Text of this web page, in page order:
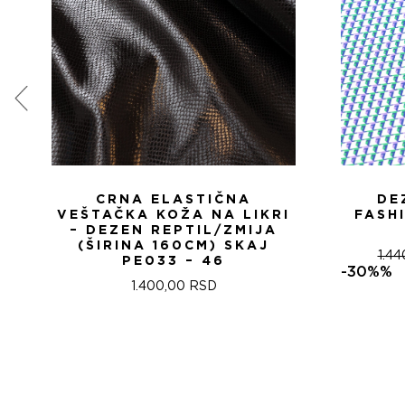
CRNA ELASTIČNA
VEŠTAČKA KOŽA NA LIKRI
– DEZEN REPTIL/ZMIJA
(ŠIRINA 160CM) SKAJ
PE033 – 46
1.400,00 RSD
-30%%